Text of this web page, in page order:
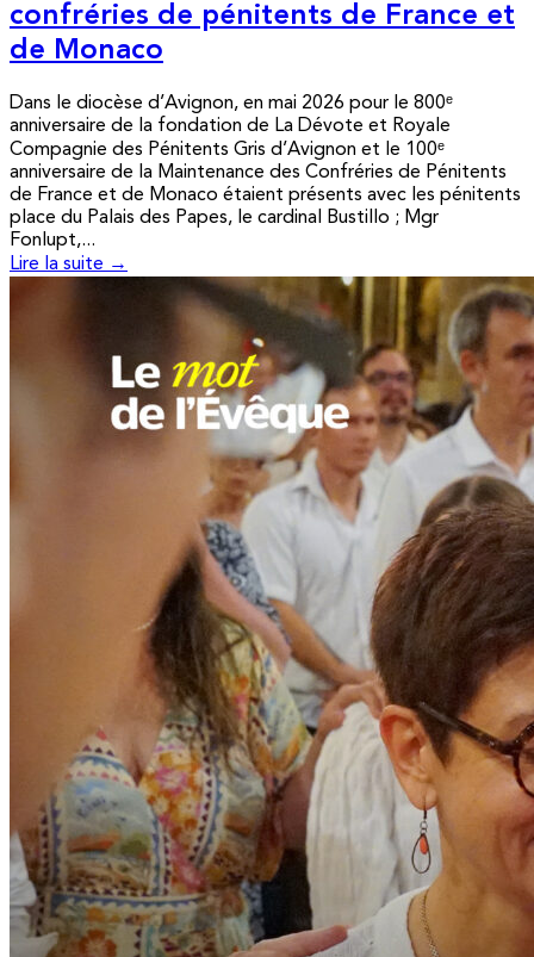
confréries de pénitents de France et
de Monaco
Dans le diocèse d’Avignon, en mai 2026 pour le 800ᵉ
anniversaire de la fondation de La Dévote et Royale
Compagnie des Pénitents Gris d’Avignon et le 100ᵉ
anniversaire de la Maintenance des Confréries de Pénitents
de France et de Monaco étaient présents avec les pénitents
place du Palais des Papes, le cardinal Bustillo ; Mgr
Fonlupt,...
Lire la suite →